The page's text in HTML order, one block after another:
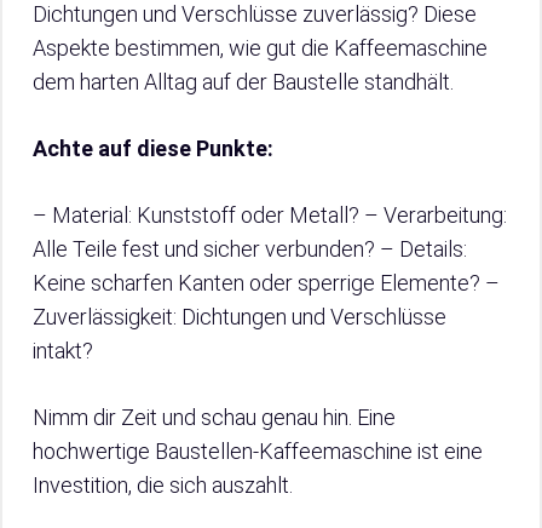
Dichtungen und Verschlüsse zuverlässig? Diese
Aspekte bestimmen, wie gut die Kaffeemaschine
dem harten Alltag auf der Baustelle standhält.
Achte auf diese Punkte:
– Material: Kunststoff oder Metall? – Verarbeitung:
Alle Teile fest und sicher verbunden? – Details:
Keine scharfen Kanten oder sperrige Elemente? –
Zuverlässigkeit: Dichtungen und Verschlüsse
intakt?
Nimm dir Zeit und schau genau hin. Eine
hochwertige Baustellen-Kaffeemaschine ist eine
Investition, die sich auszahlt.